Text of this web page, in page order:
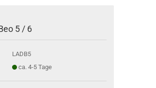
5 / 6
LADB5
ca. 4-5 Tage